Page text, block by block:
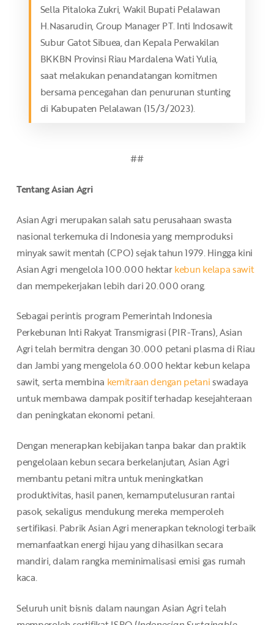
Sella Pitaloka Zukri, Wakil Bupati Pelalawan
H.Nasarudin, Group Manager PT. Inti Indosawit
Subur Gatot Sibuea, dan Kepala Perwakilan
BKKBN Provinsi Riau Mardalena Wati Yulia,
saat melakukan penandatangan komitmen
bersama pencegahan dan penurunan stunting
di Kabupaten Pelalawan (15/3/2023).
##
Tentang Asian Agri
Asian Agri merupakan salah satu perusahaan swasta
nasional terkemuka di Indonesia yang memproduksi
minyak sawit mentah (CPO) sejak tahun 1979. Hingga kini
Asian Agri mengelola 100.000 hektarkebun kelapa sawit
dan mempekerjakan lebih dari 20.000 orang.
Sebagai perintis program Pemerintah Indonesia
Perkebunan Inti Rakyat Transmigrasi (PIR-Trans), Asian
Agri telah bermitra dengan 30.000 petani plasma di Riau
dan Jambi yang mengelola 60.000 hektar kebun kelapa
sawit, serta membina kemitraan dengan petaniswadaya
untuk membawa dampak positif terhadap kesejahteraan
dan peningkatan ekonomi petani.
Dengan menerapkan kebijakan tanpa bakar dan praktik
pengelolaan kebun secara berkelanjutan, Asian Agri
membantu petani mitra untuk meningkatkan
produktivitas, hasil panen, kemamputelusuran rantai
pasok, sekaligus mendukung mereka memperoleh
sertifikasi. Pabrik Asian Agri menerapkan teknologi terbaik
memanfaatkan energi hijau yang dihasilkan secara
mandiri, dalam rangka meminimalisasi emisi gas rumah
kaca.
Seluruh unit bisnis dalam naungan Asian Agri telah